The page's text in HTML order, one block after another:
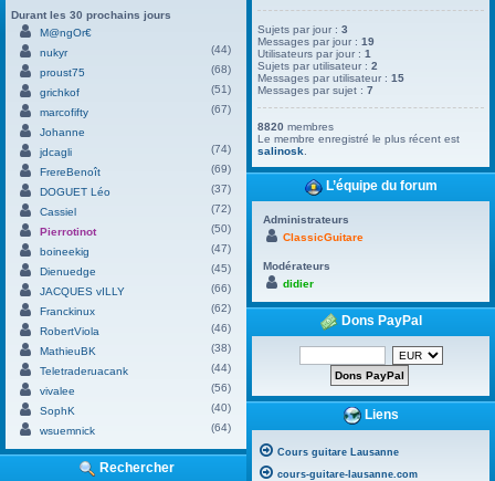
Durant les 30 prochains jours
M@ngOr€
nukyr
(44)
proust75
(68)
grichkof
(51)
marcofifty
(67)
Johanne
jdcagli
(74)
FrereBenoît
(69)
DOGUET Léo
(37)
Cassiel
(72)
Pierrotinot
(50)
boineekig
(47)
Dienuedge
(45)
JACQUES vILLY
(66)
Franckinux
(62)
RobertViola
(46)
MathieuBK
(38)
Teletraderuacank
(44)
vivalee
(56)
SophK
(40)
wsuemnick
(64)
Rechercher
Sujets par jour :3
Messages par jour :19
Utilisateurs par jour :1
Sujets par utilisateur :2
Messages par utilisateur :15
Messages par sujet :7
8820 membres
Le membre enregistré le plus récent est
salinosk
L’équipe du forum
Administrateurs
ClassicGuitare
Modérateurs
didier
Dons PayPal
Liens
Cours guitare Lausanne
cours-guitare-lausanne.com